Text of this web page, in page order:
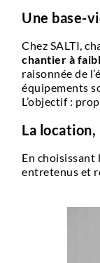
Une base-
Chez SALTI,
chantier à
raisonnée de
équipements
L’objectif :
La
En choisissant
entretenus et